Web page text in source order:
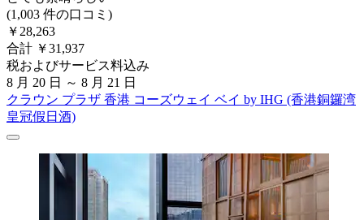
(1,003 件の口コミ)
￥28,263
合計 ￥31,937
税およびサービス料込み
8 月 20 日 ～ 8 月 21 日
クラウン プラザ 香港 コーズウェイ ベイ by IHG (香港銅鑼湾
皇冠假日酒)